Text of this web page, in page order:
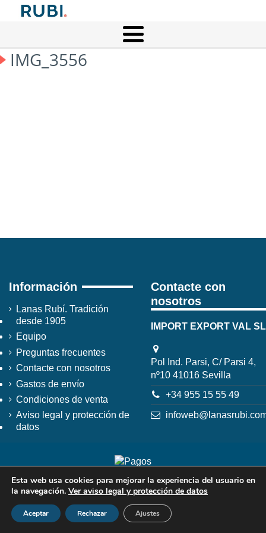
IMG_3556
Información
Lanas Rubí. Tradición
desde 1905
Equipo
Preguntas frecuentes
Contacte con nosotros
Gastos de envío
Condiciones de venta
Aviso legal y protección de
datos
Contacte con
nosotros
IMPORT EXPORT VAL SL
Pol Ind. Parsi, C/ Parsi 4,
nº10 41016 Sevilla
+34 955 15 55 49
Esta web usa cookies para mejorar la experiencia del usuario en
la navegación. Ver aviso legal y protección de datos
Aceptar Rechazar Ajustes